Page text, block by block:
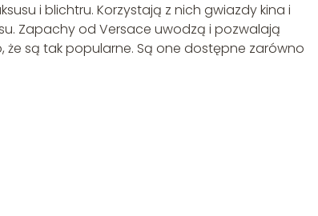
i blichtru. Korzystają z nich gwiazdy kina i
Zapachy od Versace uwodzą i pozwalają
że są tak popularne. Są one dostępne zarówno